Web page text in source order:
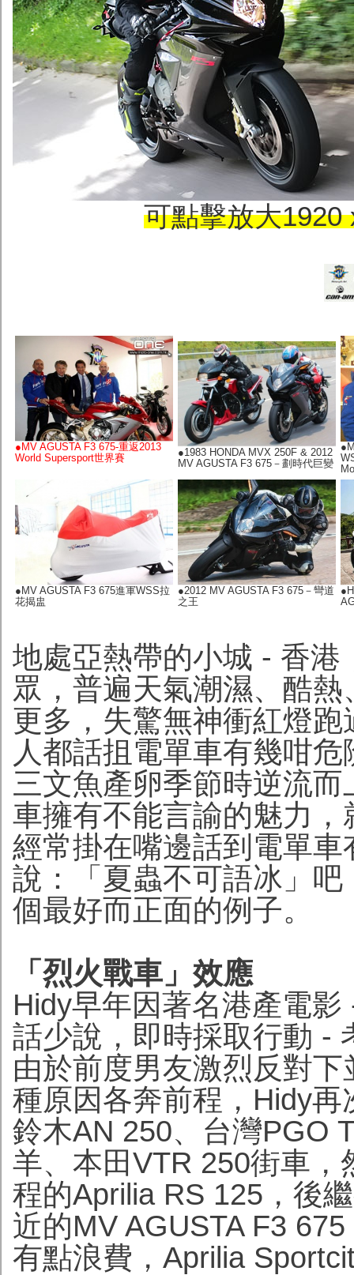
可點擊放大1920
● MV AGUSTA F3 675-重返2013
World Supersport世界賽
●1983 HONDA MVX 250F & 2012
MV AGUSTA F3 675－劃時代巨變
●
● MV AGUSTA F3 675進軍WSS拉
花揭盅
●2012 MV AGUSTA F3 675－彎道
之王
●
地處亞熱帶的小城 - 香
眾，普遍天氣潮濕、酷
更多，失驚無神衝紅燈
人都話抯電單車有幾咁
三文魚產卵季節時逆流而
車擁有不能言諭的魅力
經常掛在嘴邊話到電單
說：「夏蟲不可語冰」
個最好而正面的例子。
「烈火戰車」效應
Hidy早年因著名港產電
話少說，即時採取行動 -
由於前度男友激烈反對
種原因各奔前程，Hidy
鈴木AN 250、台灣PGO
羊、本田VTR 250街車
程的Aprilia RS 125，後
近的MV AGUSTA F3
有點浪費，Aprilia